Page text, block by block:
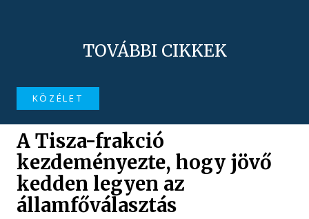
TOVÁBBI CIKKEK
KÖZÉLET
A Tisza-frakció
kezdeményezte, hogy jövő
kedden legyen az
államfőválasztás